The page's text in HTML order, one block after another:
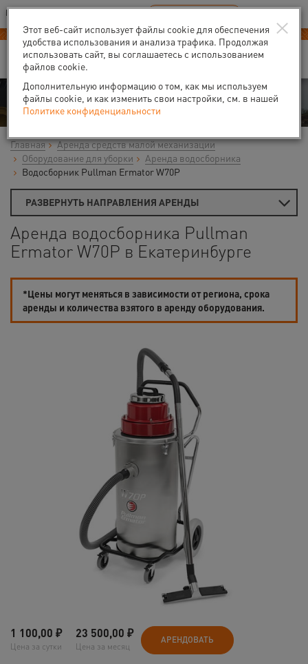
Ваш город:Екатеринбург
В Вашем регионе нет наших офисов RU EN
Аренда
Главная
Аренда средств малой механизации
Оборудование для уборки
Аренда водосборника
Водосборник Pullman Ermator W70P
РАЗВЕРНУТЬ НАПРАВЛЕНИЯ АРЕНДЫ
Аренда водосборника Pullman
Ermator W70P в Екатеринбурге
*Цены могут меняться в зависимости от региона, срока
аренды и количества взятого в аренду оборудования.
1 100,00 ₽
Цена за сутки
23 500,00 ₽
Цена за месяц
АРЕНДОВАТЬ
×
Этот веб-сайт использует файлы cookie для обеспечения
удобства использования и анализа трафика. Продолжая
использовать сайт, вы соглашаетесь с использованием
файлов cookie.
Дополнительную информацию о том, как мы используем
файлы cookie, и как изменить свои настройки, см. в нашей
Политике конфиденциальности